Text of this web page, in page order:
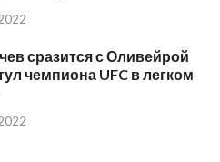
сразится с Оливейрой
чемпиона UFC в легком